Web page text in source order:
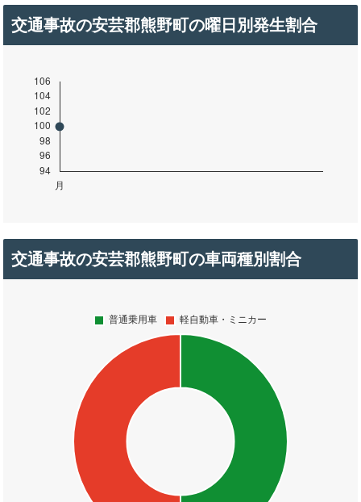
交通事故の安芸郡熊野町の曜日別発生割合
交通事故の安芸郡熊野町の車両種別割合